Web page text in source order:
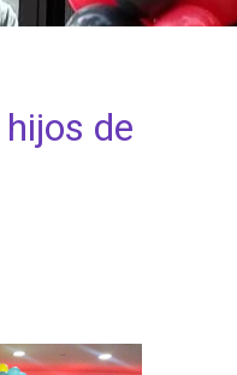
de